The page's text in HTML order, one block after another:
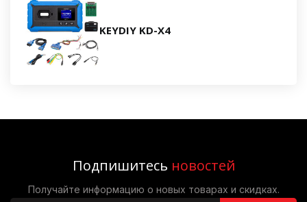
KEYDIY KD-X4
Подпишитесь новостей
Получайте информацию о новых товарах и скидках.